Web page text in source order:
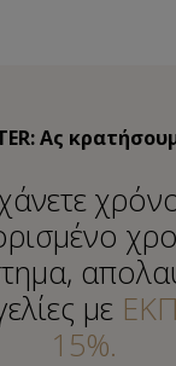
Ας
με
15%.